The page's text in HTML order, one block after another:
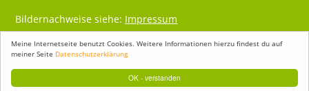
OK - verstanden
Meine Internetseite benutzt Cookies. Weitere Informationen hierzu findest du auf
meiner Seite Datenschutzerklärung
Bildernachweise siehe: Impressum